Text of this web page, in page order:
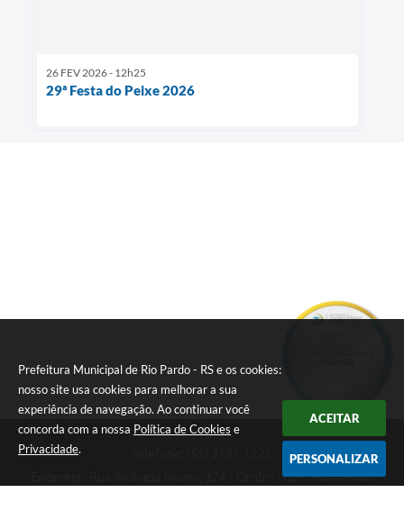
Prefeitura Municipal de Rio Pardo - RS e os cookies:
nosso site usa cookies para melhorar a sua
experiência de navegação. Ao continuar você
concorda com a nossa Política de Cookies e
Privacidade.
ACEITAR
PERSONALIZAR
26 FEV 2026 - 12h25
29ª Festa do Peixe 2026
Endereço: Rua Andrade Neves, 324 - Centro | CEP: 96640-000